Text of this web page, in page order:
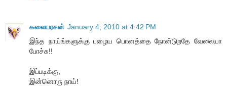
கலையரசன் January 4, 2010 at 4:42 PM
இந்த நாய்ங்களுக்கு பழைய பொனத்தை நோன்டுறதே வேலையா
போச்சு!!
இப்படிக்கு,
இன்னொரு நாய்!